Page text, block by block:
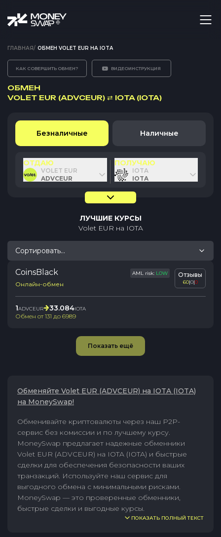
ГЛАВНАЯ/ ОБМЕН VOLET EUR НА IOTA
КАК СОВЕРШИТЬ ОБМЕН? ВИДЕОИНСТРУКЦИЯ
ОБМЕН
VOLET EUR (ADVCEUR) ⇄ IOTA (IOTA)
Безналичные Наличные
ОТДАЮ
VOLET EUR
ADVCEUR
ПОЛУЧАЮ
IOTA
IOTA
ЛУЧШИЕ КУРСЫ
Volet EUR на IOTA
Сортировать...
CoinsBlack AML risk: LOW
Онлайн-обмен
Отзывы
60|0|0
1ADVCEUR 33.084IOTA
Обмен от131 до 6989
Показать ещё
Обменяйте Volet EUR (ADVCEUR) на IOTA (IOTA)
на MoneySwap!
Обменивайте криптовалюты через наш P2P-
сервис без комиссии и по лучшему курсу.
MoneySwap предлагает надежные обменники
Volet EUR (ADVCEUR) на IOTA (IOTA) и быстрые
сделки для обеспечения безопасности ваших
транзакций. Используйте наш сервис для
выгодного обмена с минимальными рисками.
MoneySwap — это проверенные обменники,
быстрые сделки и выгодные курсы.
ПОКАЗАТЬ ПОЛНЫЙ ТЕКСТ